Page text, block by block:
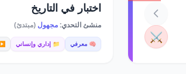
⚔️
اختبار في التاريخ
منشئ التحدي:مجهول(مبتدئ)
🧠 معرفي 📁 إداري وإنساني ▶️